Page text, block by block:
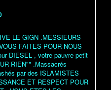
LE GIGN .MESSIEURS
FAITES POUR NOUS
DIESEL , votre pauvre petit
RIEN"" .Massacrés
par des ISLAMISTES
ET RESPECT POUR